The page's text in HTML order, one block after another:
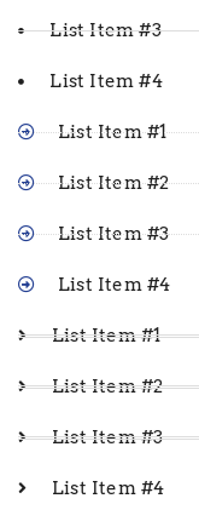
List Item #3
List Item #4
List Item #1
List Item #2
List Item #3
List Item #4
List Item #1
List Item #2
List Item #3
List Item #4